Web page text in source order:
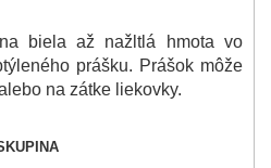
biela až nažltlá hmota vo
prášku. Prášok môže
na zátke liekovky.